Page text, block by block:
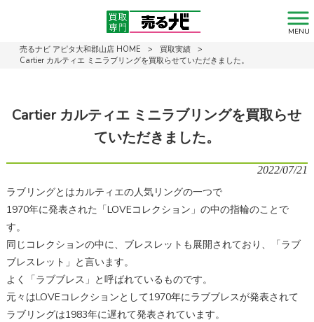
MENU
売るナビ アピタ大和郡山店 HOME > 買取実績
>
Cartier カルティエ ミニラブリングを買取らせていただきました。
Cartier カルティエ ミニラブリングを買取らせ
ていただきました。
2022/07/21
ラブリングとはカルティエの人気リングの一つで
1970年に発表された「LOVEコレクション」の中の指輪のことで
す。
同じコレクションの中に、ブレスレットも展開されており、「ラブ
ブレスレット」と言います。
よく「ラブブレス」と呼ばれているものです。
元々はLOVEコレクションとして1970年にラブブレスが発表されて
ラブリングは1983年に遅れて発表されています。